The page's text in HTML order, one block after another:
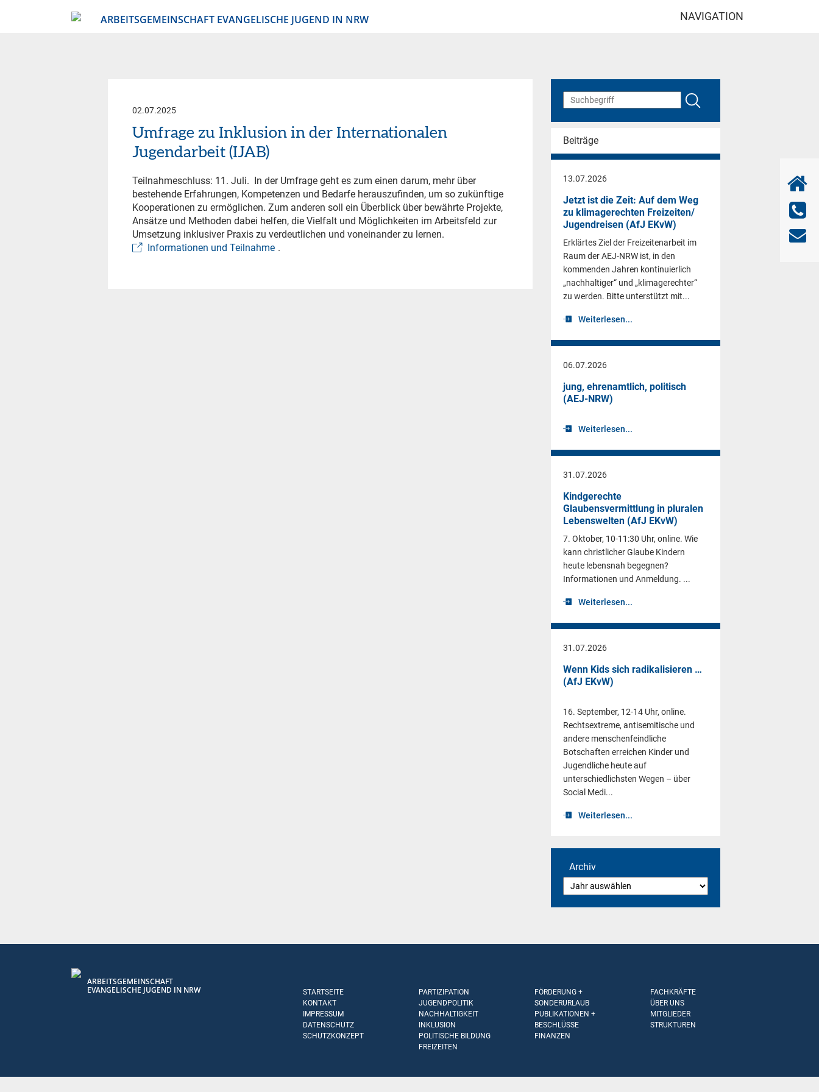
ARBEITSGEMEINSCHAFT EVANGELISCHE JUGEND IN NRW NAVIGATION
02.07.2025
Umfrage zu Inklusion in der Internationalen
Jugendarbeit (IJAB)
Teilnahmeschluss: 11. Juli. In der Umfrage geht es zum einen darum, mehr über
bestehende Erfahrungen, Kompetenzen und Bedarfe herauszufinden, um so zukünftige
Kooperationen zu ermöglichen. Zum anderen soll ein Überblick über bewährte Projekte,
Ansätze und Methoden dabei helfen, die Vielfalt und Möglichkeiten im Arbeitsfeld zur
Umsetzung inklusiver Praxis zu verdeutlichen und voneinander zu lernen.
Informationen und Teilnahme .
Beiträge
13.07.2026
Jetzt ist die Zeit: Auf dem Weg
zu klimagerechten Freizeiten/
Jugendreisen (AfJ EKvW)
Erklärtes Ziel der Freizeitenarbeit im
Raum der AEJ-NRW ist, in den
kommenden Jahren kontinuierlich
„nachhaltiger“ und „klimagerechter“
zu werden. Bitte unterstützt mit...
Weiterlesen...
06.07.2026
jung, ehrenamtlich, politisch
(AEJ-NRW)
Weiterlesen...
31.07.2026
Kindgerechte
Glaubensvermittlung in pluralen
Lebenswelten (AfJ EKvW)
7. Oktober, 10-11:30 Uhr, online. Wie
kann christlicher Glaube Kindern
heute lebensnah begegnen?
Informationen und Anmeldung. ...
Weiterlesen...
31.07.2026
Wenn Kids sich radikalisieren …
(AfJ EKvW)
16. September, 12-14 Uhr, online.
Rechtsextreme, antisemitische und
andere menschenfeindliche
Botschaften erreichen Kinder und
Jugendliche heute auf
unterschiedlichsten Wegen – über
Social Medi...
Weiterlesen...
Archiv
ARBEITSGEMEINSCHAFT
EVANGELISCHE JUGEND IN NRW
STARTSEITE
KONTAKT
IMPRESSUM
DATENSCHUTZ
SCHUTZKONZEPT
PARTIZIPATION
JUGENDPOLITIK
NACHHALTIGKEIT
INKLUSION
POLITISCHE BILDUNG
FREIZEITEN
FÖRDERUNG +
SONDERURLAUB
PUBLIKATIONEN +
BESCHLÜSSE
FINANZEN
FACHKRÄFTE
ÜBER UNS
MITGLIEDER
STRUKTUREN